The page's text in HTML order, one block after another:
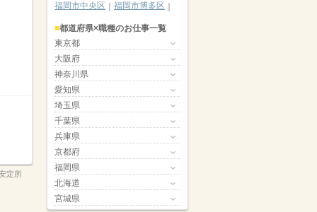
定所
福岡市中央区
福岡市博多区
都道府県×職種のお仕事一覧
東京都
大阪府
神奈川県
愛知県
埼玉県
千葉県
兵庫県
京都府
福岡県
北海道
宮城県